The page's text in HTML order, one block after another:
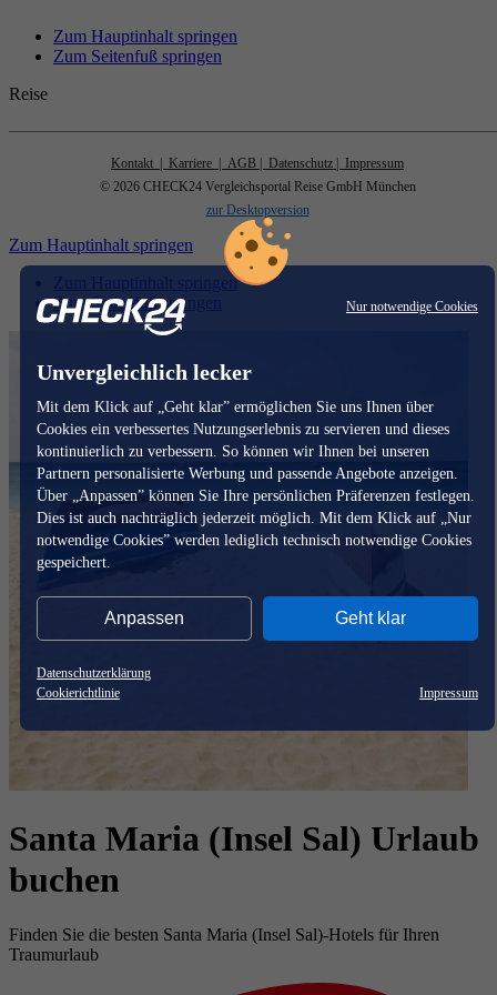
Nur notwendige Cookies
Unvergleichlich lecker
Mit dem Klick auf „Geht klar” ermöglichen Sie uns Ihnen über
Cookies ein verbessertes Nutzungserlebnis zu servieren und dieses
kontinuierlich zu verbessern. So können wir Ihnen bei unseren
Partnern personalisierte Werbung und passende Angebote anzeigen.
Über „Anpassen” können Sie Ihre persönlichen Präferenzen festlegen.
Dies ist auch nachträglich jederzeit möglich. Mit dem Klick auf „Nur
notwendige Cookies” werden lediglich technisch notwendige Cookies
gespeichert.
Anpassen Geht klar
Datenschutzerklärung
Cookierichtlinie
Impressum
Zum Hauptinhalt springen
Zum Seitenfuß springen
Reise
Kontakt | Karriere | AGB | Datenschutz
| Impressum
© 2026 CHECK24 Vergleichsportal Reise GmbH München
zur Desktopversion
Zum Hauptinhalt springen
Zum Hauptinhalt springen
Zum Seitenfuß springen
Santa Maria (Insel Sal) Urlaub
buchen
Finden Sie die besten Santa Maria (Insel Sal)-Hotels für Ihren
Traumurlaub